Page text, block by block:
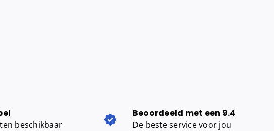
beschikbaar
Beoordeeld met een 9.4
De beste service voor jou